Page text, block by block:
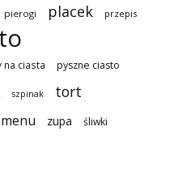
pierogi placek przepis
na ciasta pyszne ciasto
szpinak tort
zupa śliwki